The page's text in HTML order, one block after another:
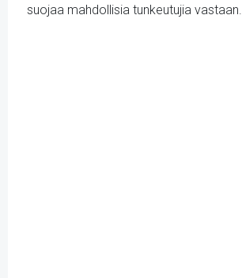
suojaa mahdollisia tunkeutujia vastaan.